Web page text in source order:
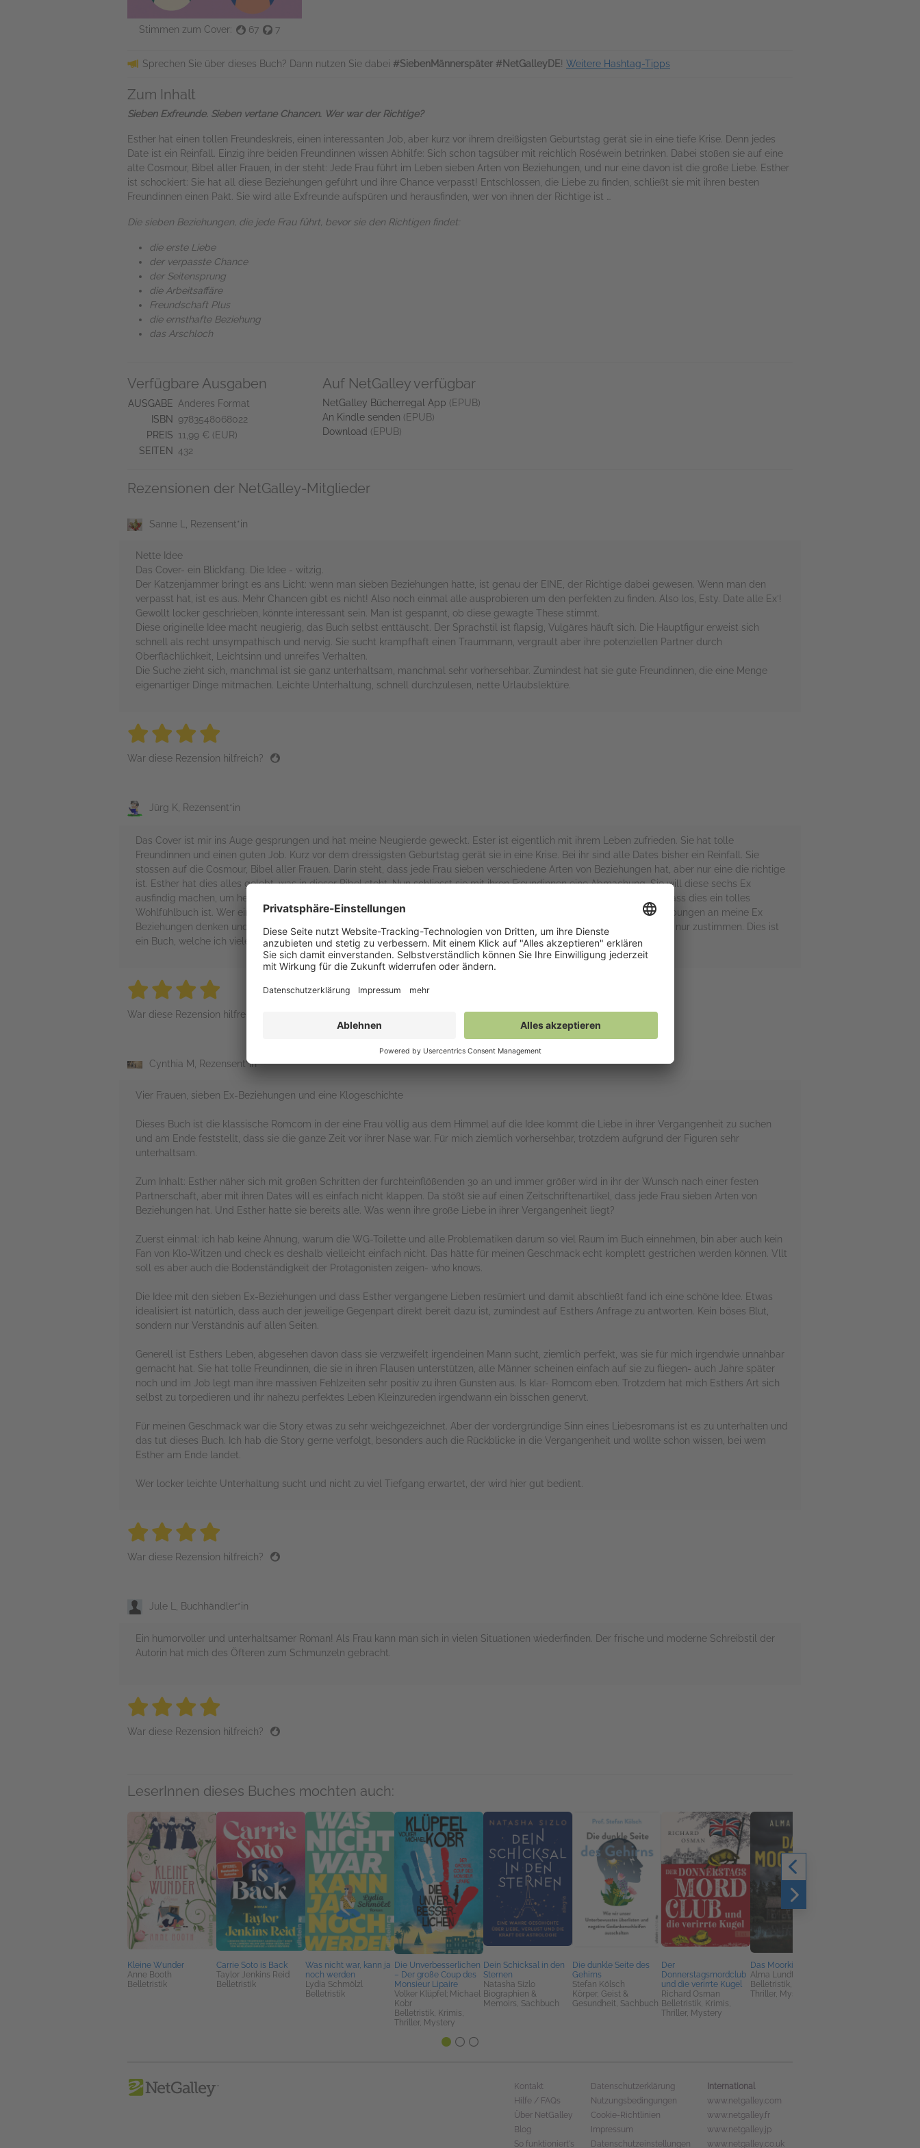
Stimmen zum Cover: 67 7
Sprechen Sie über dieses Buch? Dann nutzen Sie dabei #SiebenMännerspäter #NetGalleyDE! Weitere Hashtag-Tipps
Zum Inhalt
Sieben Exfreunde. Sieben vertane Chancen. Wer war der Richtige?
Esther hat einen tollen Freundeskreis, einen interessanten Job, aber kurz vor ihrem dreißigsten Geburtstag gerät sie in eine tiefe Krise. Denn jedes
Date ist ein Reinfall. Einzig ihre beiden Freundinnen wissen Abhilfe: Sich schon tagsüber mit reichlich Roséwein betrinken. Dabei stoßen sie auf eine
alte Cosmour, Bibel aller Frauen, in der steht: Jede Frau führt im Leben sieben Arten von Beziehungen, und nur eine davon ist die große Liebe. Esther
ist schockiert: Sie hat all diese Beziehungen geführt und ihre Chance verpasst! Entschlossen, die Liebe zu finden, schließt sie mit ihren besten
Freundinnen einen Pakt. Sie wird alle Exfreunde aufspüren und herausfinden, wer von ihnen der Richtige ist …
Die sieben Beziehungen, die jede Frau führt, bevor sie den Richtigen findet:
die erste Liebe
der verpasste Chance
der Seitensprung
die Arbeitsaffäre
Freundschaft Plus
die ernsthafte Beziehung
das Arschloch
Verfügbare Ausgaben
AUSGABE Anderes Format
ISBN
9783548068022
PREIS 11,99 € (EUR)
SEITEN 432
Auf NetGalley verfügbar
NetGalley Bücherregal App (EPUB)
An Kindle senden (EPUB)
Download (EPUB)
Rezensionen der NetGalley-Mitglieder
Sanne L, Rezensent*in
Nette Idee
Das Cover- ein Blickfang. Die Idee - witzig.
Der Katzenjammer bringt es ans Licht: wenn man sieben Beziehungen hatte, ist genau der EINE, der Richtige dabei gewesen. Wenn man den
verpasst hat, ist es aus. Mehr Chancen gibt es nicht! Also noch einmal alle ausprobieren um den perfekten zu finden. Also los, Esty. Date alle Exˋ!
Gewollt locker geschrieben, könnte interessant sein. Man ist gespannt, ob diese gewagte These stimmt.
Diese originelle Idee macht neugierig, das Buch selbst enttäuscht. Der Sprachstil ist flapsig, Vulgäres häuft sich. Die Hauptfigur erweist sich
schnell als recht unsympathisch und nervig. Sie sucht krampfhaft einen Traummann, vergrault aber ihre potenziellen Partner durch
Oberflächlichkeit, Leichtsinn und unreifes Verhalten.
Die Suche zieht sich, manchmal ist sie ganz unterhaltsam, manchmal sehr vorhersehbar. Zumindest hat sie gute Freundinnen, die eine Menge
eigenartiger Dinge mitmachen. Leichte Unterhaltung, schnell durchzulesen, nette Urlaubslektüre.
4 stars
4 stars
4 stars
War diese Rezension hilfreich?
Jürg K, Rezensent*in
Das Cover ist mir ins Auge gesprungen und hat meine Neugierde geweckt. Ester ist eigentlich mit ihrem Leben zufrieden. Sie hat tolle
Freundinnen und einen guten Job. Kurz vor dem dreissigsten Geburtstag gerät sie in eine Krise. Bei ihr sind alle Dates bisher ein Reinfall. Sie
stossen auf die Cosmour, Bibel aller Frauen. Darin steht, dass jede Frau sieben verschiedene Arten von Beziehungen hat, aber nur eine die richtige
ist. Esther hat dies alles gelebt, was in dieser Bibel steht. Nun schliesst sie mit ihren Freundinnen eine Abmachung. Sie will diese sechs Ex
ausfindig machen, um herauszufinden wer der richtige ist. Als ich begann dieses Buch zu lesen stellte ich schnell fest, dass dies ein tolles
Wohlfühlbuch ist. Wer eine Oberfläche Liebesgeschichte erwartet hat, wird endtäuscht. Ich musste bei einigen Beschreibungen an meine Ex
Beziehungen denken und dabei konnte ich ein Schmunzeln nicht unterdrücken. Dem Fazit am Ende des Buches kann ich nur zustimmen. Dies ist
ein Buch, welche ich vielen Lesern ans Herz legen möchte.
4 stars
4 stars
4 stars
4 stars
4 stars
War diese Rezension hilfreich?
Cynthia M, Rezensent*in
Vier Frauen, sieben Ex-Beziehungen und eine Klogeschichte
Dieses Buch ist die klassische Romcom in der eine Frau völlig aus dem Himmel auf die Idee kommt die Liebe in ihrer Vergangenheit zu suchen
und am Ende feststellt, dass sie die ganze Zeit vor ihrer Nase war. Für mich ziemlich vorhersehbar, trotzdem aufgrund der Figuren sehr
unterhaltsam.
Zum Inhalt: Esther näher sich mit großen Schritten der furchteinflößenden 30 an und immer größer wird in ihr der Wunsch nach einer festen
Partnerschaft, aber mit ihren Dates will es einfach nicht klappen. Da stößt sie auf einen Zeitschriftenartikel, dass jede Frau sieben Arten von
Beziehungen hat. Und Esther hatte sie bereits alle. Was wenn ihre große Liebe in ihrer Vergangenheit liegt?
Zuerst einmal: ich hab keine Ahnung, warum die WG-Toilette und alle Problematiken darum so viel Raum im Buch einnehmen, bin aber auch kein
Fan von Klo-Witzen und check es deshalb vielleicht einfach nicht. Das hätte für meinen Geschmack echt komplett gestrichen werden können. Vllt
soll es aber auch die Bodenständigkeit der Protagonisten zeigen- who knows.
Die Idee mit den sieben Ex-Beziehungen und dass Esther vergangene Lieben resümiert und damit abschließt fand ich eine schöne Idee. Etwas
idealisiert ist natürlich, dass auch der jeweilige Gegenpart direkt bereit dazu ist, zumindest auf Esthers Anfrage zu antworten. Kein böses Blut,
sondern nur Verständnis auf allen Seiten.
Generell ist Esthers Leben, abgesehen davon dass sie verzweifelt irgendeinen Mann sucht, ziemlich perfekt, was sie für mich irgendwie unnahbar
gemacht hat. Sie hat tolle Freundinnen, die sie in ihren Flausen unterstützen, alle Männer scheinen einfach auf sie zu fliegen- auch Jahre später
noch und im Job legt man ihre massiven Fehlzeiten sehr positiv zu ihren Gunsten aus. Is klar- Romcom eben. Trotzdem hat mich Esthers Art sich
selbst zu torpedieren und ihr nahezu perfektes Leben Kleinzureden irgendwann ein bisschen genervt.
Für meinen Geschmack war die Story etwas zu sehr weichgezeichnet. Aber der vordergründige Sinn eines Liebesromans ist es zu unterhalten und
das tut dieses Buch. Ich hab die Story gerne verfolgt, besonders auch die Rückblicke in die Vergangenheit und wollte schon wissen, bei wem
Esther am Ende landet.
Wer locker leichte Unterhaltung sucht und nicht zu viel Tiefgang erwartet, der wird hier gut bedient.
4 stars
4 stars
4 stars
War diese Rezension hilfreich?
Jule L, Buchhändler*in
Ein humorvoller und unterhaltsamer Roman! Als Frau kann man sich in vielen Situationen wiederfinden. Der frische und moderne Schreibstil der
Autorin hat mich des Öfteren zum Schmunzeln gebracht.
4 stars
4 stars
4 stars
War diese Rezension hilfreich?
LeserInnen dieses Buches mochten auch:
Kleine Wunder
Anne Booth
Belletristik
Carrie Soto is Back
Taylor Jenkins Reid
Belletristik
Was nicht war, kann ja
noch werden
Lydia Schmölzl
Belletristik
Die Unverbesserlichen
– Der große Coup des
Monsieur Lipaire
Volker Klüpfel; Michael
Kobr
Belletristik, Krimis,
Thriller, Mystery
Dein Schicksal in den
Sternen
Natasha Sizlo
Biographien &
Memoirs, Sachbuch
Die dunkle Seite des
Gehirns
Stefan Kölsch
Körper, Geist &
Gesundheit, Sachbuch
Der
Donnerstagsmordclub
und die verirrte Kugel
Richard Osman
Belletristik, Krimis,
Thriller, Mystery
Das Moorkind
Alma Lundt
Belletristik, Krimis,
Thriller, Mystery
Kontakt
Hilfe / FAQs
Über NetGalley
Blog
So funktioniert's
Datenschutzerklärung
Nutzungsbedingungen
Cookie-Richtlinien
Impressum
Datenschutzeinstellungen
International
www.netgalley.com
www.netgalley.fr
www.netgalley.jp
www.netgalley.co.uk